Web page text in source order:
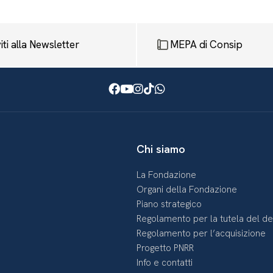
alla Newsletter MEPA di Consip
Facebook
Youtube
Instagram
TikTok
WhatsApp
Chi siamo
La Fondazione
Organi della Fondazione
Piano strategico
Regolamento per la tutela del
Regolamento per l’acquisizione
Progetto PNRR
Info e contatti